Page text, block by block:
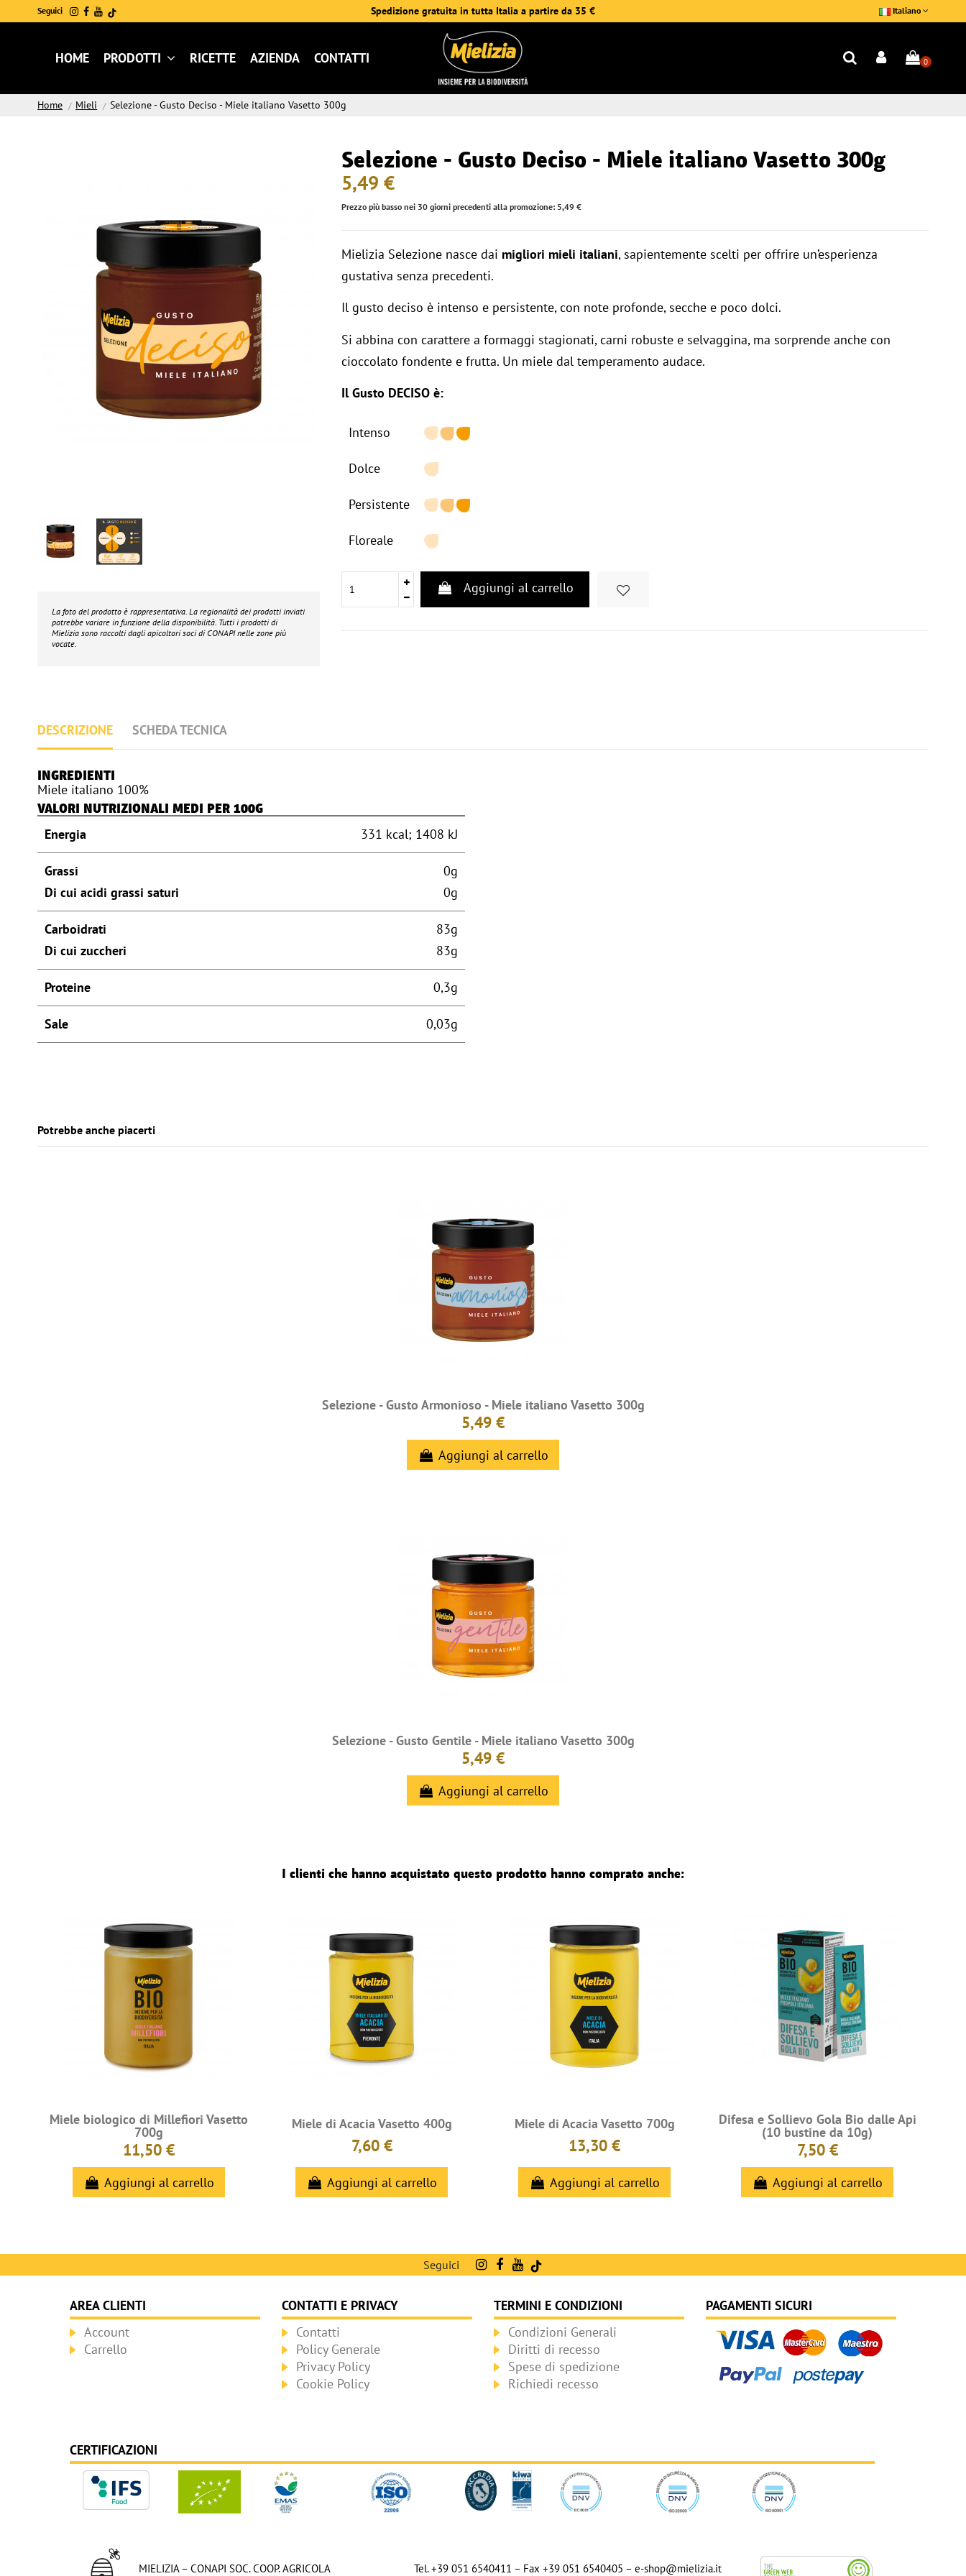
Seguici Spedizione gratuita in tutta Italia a partire da 35 € Italiano
HOME PRODOTTI RICETTE AZIENDA CONTATTI 0
Home Mieli Selezione - Gusto Deciso - Miele italiano Vasetto 300g
La foto del prodotto è rappresentativa. La regionalità dei prodotti inviati
potrebbe variare in funzione della disponibilità. Tutti i prodotti di
Mielizia sono raccolti dagli apicoltori soci di CONAPI nelle zone più
vocate.
Selezione - Gusto Deciso - Miele italiano Vasetto 300g
5,49 €
Prezzo più basso nei 30 giorni precedenti alla promozione: 5,49 €
Mielizia Selezione nasce dai migliori mieli italiani, sapientemente scelti per offrire un’esperienza
gustativa senza precedenti.
Il gusto deciso è intenso e persistente, con note profonde, secche e poco dolci.
Si abbina con carattere a formaggi stagionati, carni robuste e selvaggina, ma sorprende anche con
cioccolato fondente e frutta. Un miele dal temperamento audace.
Il Gusto DECISO è:
Intenso
Dolce
Persistente
Floreale
Aggiungi al carrello
DESCRIZIONE SCHEDA TECNICA
INGREDIENTI
Miele italiano 100%
VALORI NUTRIZIONALI MEDI PER 100G
Energia 331 kcal; 1408 kJ
Grassi
Di cui acidi grassi saturi
0g
0g
Carboidrati
Di cui zuccheri
83g
83g
Proteine 0,3g
Sale
0,03g
Potrebbe anche piacerti
Selezione - Gusto Armonioso - Miele italiano Vasetto 300g
5,49 €
Aggiungi al carrello
Selezione - Gusto Gentile - Miele italiano Vasetto 300g
5,49 €
Aggiungi al carrello
I clienti che hanno acquistato questo prodotto hanno comprato anche:
Miele biologico di Millefiori Vasetto
700g
11,50 €
Aggiungi al carrello
Miele di Acacia Vasetto 400g
7,60 €
Aggiungi al carrello
Miele di Acacia Vasetto 700g
13,30 €
Aggiungi al carrello
Difesa e Sollievo Gola Bio dalle Api
(10 bustine da 10g)
7,50 €
Aggiungi al carrello
Seguici
AREA CLIENTI
Account
Carrello
CONTATTI E PRIVACY
Contatti
Policy Generale
Privacy Policy
Cookie Policy
TERMINI E CONDIZIONI
Condizioni Generali
Diritti di recesso
Spese di spedizione
Richiedi recesso
PAGAMENTI SICURI
CERTIFICAZIONI
MIELIZIA – CONAPI SOC. COOP. AGRICOLA Tel. +39 051 6540411 – Fax +39 051 6540405 – e-shop@mielizia.it